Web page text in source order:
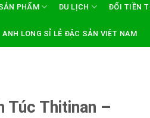
PHẨM DU LỊCH ĐỔI TIỀN
ANH LONG SỈ LẺ ĐẶC SẢN VIỆT NAM
Túc Thitinan –